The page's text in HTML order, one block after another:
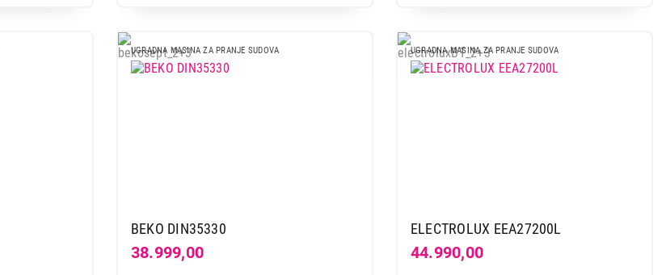
UGRADNA MASINA ZA PRANJE SUDOVA
BEKO DIN35330
38.999,00
UGRADNA MASINA ZA PRANJE SUDOVA
ELECTROLUX EEA27200L
44.990,00